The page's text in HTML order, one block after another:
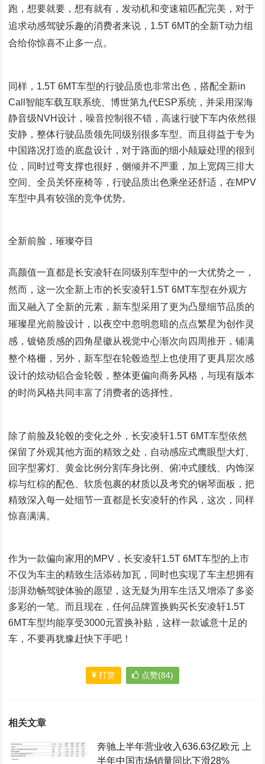
跑，想要就要，想有就有，发动机和变速箱匹配完美，对于
追求动感驾驶乐趣的消费者来说，1.5T 6MT的全新T动力组
合给你惊喜不止多一点。
同样，1.5T 6MT车型的行驶品质也非常出色，搭配全新in
Call智能车载互联系统、博世第九代ESP系统，并采用深海
静音级NVH设计，噪音控制很不错，高速行驶下车内依然很
安静，整体行驶品质领先同级别很多车型。而且得益于专为
中国路况打造的底盘设计，对于路面的细小颠簸处理的很到
位，同时过弯支撑也很好，侧倾并不严重，加上宽阔三排大
空间、全员关怀座椅等，行驶品质出色乘坐还舒适，在MPV
车型中具有较强的竞争优势。
全新前脸，璀璨夺目
高颜值一直都是长安凌轩在同级别车型中的一大优势之一，
然而，这一次全新上市的长安凌轩1.5T 6MT车型在外观方
面又融入了全新的元素，新车型采用了更为凸显细节品质的
璀璨星光前脸设计，以夜空中忽明忽暗的点点繁星为创作灵
感，镀铬质感的四角星徽从视觉中心渐次向四周推开，铺满
整个格栅，另外，新车型在轮毂造型上也使用了更具层次感
设计的炫动铝合金轮毂，整体更偏向商务风格，与现有版本
的时尚风格共同丰富了消费者的选择性。
除了前脸及轮毂的变化之外，长安凌轩1.5T 6MT车型依然
保留了外观其他方面的精致之处，自动感应式鹰眼型大灯、
回字型雾灯、黄金比例分割车身比例、俯冲式腰线、内饰深
棕与红棕的配色、软质包裹的材质以及考究的钢琴面板，把
精致深入每一处细节一直都是长安凌轩的作风，这次，同样
惊喜满满。
作为一款偏向家用的MPV，长安凌轩1.5T 6MT车型的上市
不仅为车主的精致生活添砖加瓦，同时也实现了车主想拥有
澎湃劲畅驾驶体验的愿望，这无疑为用车生活又增添了多姿
多彩的一笔。而且现在，任何品牌置换购买长安凌轩1.5T
6MT车型均能享受3000元置换补贴，这样一款诚意十足的
车，不要再犹豫赶快下手吧！
打赏 点赞(84)
相关文章
奔驰上半年营业收入636.63亿欧元 上
半年中国市场销量同比下滑28%